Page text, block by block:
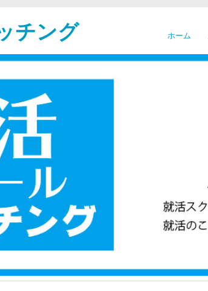
ホーム
チング